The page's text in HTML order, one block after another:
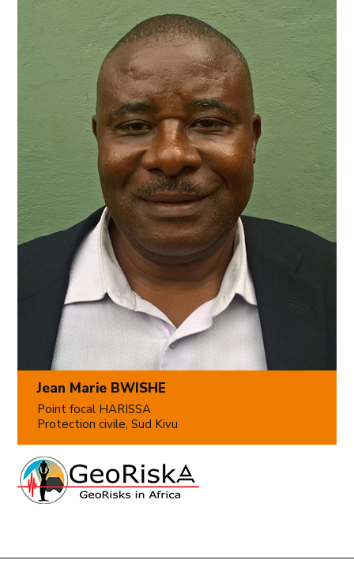
Jean Marie BWISHE
Point focal HARISSA
Protection civile, Sud Kivu